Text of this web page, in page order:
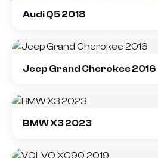
Audi Q5 2018
Jeep Grand Cherokee 2016
BMW X3 2023